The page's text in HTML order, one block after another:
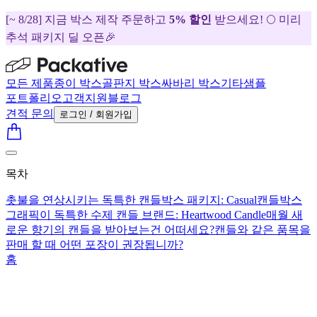
[~ 8/28] 지금 박스 제작 주문하고 5% 할인 받으세요! 🌕 미리
추석 패키지 딜 오픈🎉
모든 제품종이 박스골판지 박스싸바리 박스기타샘플
포트폴리오 고객지원 블로그
견적 문의
로그인 / 회원가입
목차
촛불을 연상시키는 독특한 캔들박스 패키지: Casual캔들박스
그래픽이 독특한 수제 캔들 브랜드: Heartwood Candle매월 새
로운 향기의 캔들을 받아보는건 어떠세요?캔들와 같은 품목을
판매 할 때 어떤 포장이 권장됩니까?
홈